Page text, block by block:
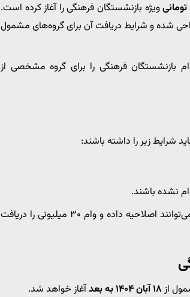
ویژه بازنشستگان فرهنگی را آغاز کرده است.
شده و شرایط دریافت آن برای گروه‌های مشمول
بازنشستگان فرهنگی را برای گروه مشخصی از
شرایط زیر را داشته باشند:
نشده باشند.
افرادی که به اشتباه درخواست وام ۵ میلیون تومانی ثبت کرده‌اند نیز می‌توانند اصلاحیه داده و وام ۳۰ میلیونی را دریافت
از۱۸ آبان ۱۴۰۴ به بعد
آغاز خواهد شد.